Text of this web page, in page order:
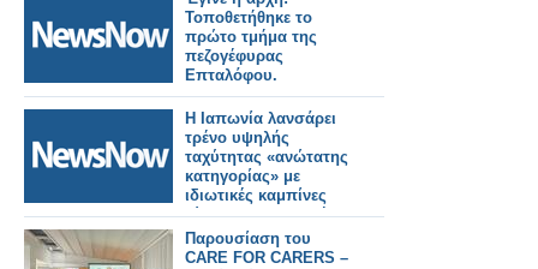
Τοποθετήθηκε το
πρώτο τμήμα της
πεζογέφυρας
Επταλόφου.
Η Ιαπωνία λανσάρει
τρένο υψηλής
ταχύτητας «ανώτατης
κατηγορίας» με
ιδιωτικές καμπίνες
τύπου αεροπορικής
εταιρείας.
Παρουσίαση του
CARE FOR CARERS –